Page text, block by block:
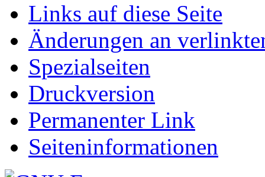
Links auf diese Seite
Änderungen an
Spezialseiten
Druckversion
Permanenter Link
Seiteninformationen